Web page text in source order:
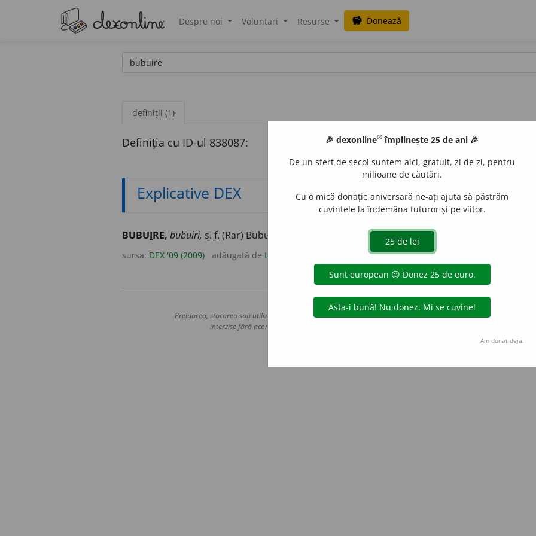
Despre noi Voluntari Resurse savings Donează
definiții (1)
Definiția cu ID-ul 838087:
Explicative DEX
BUBUIRE, bubuiri, s. f. (Rar) Bubuit. –
sursa: DEX '09 (2009) adăugată de LauraGellner
Copyright © 2004-2026 dexonline (https://dexonline.ro)
Preluarea, stocarea sau utilizarea datelor de pe acest site, inclusiv prin orice metode de extragere automată
interzise fără acordul nostru prealabil scris, cu excepția seturilor de date oferite oficial spre utilizare
Hosterion
🎉 dexonline® împlinește 25 de ani 🎉
De un sfert de secol suntem aici, gratuit, zi de zi, pentru
milioane de căutări.
Cu o mică donație aniversară ne-ați ajuta să păstrăm
cuvintele la îndemâna tuturor și pe viitor.
Am donat deja.